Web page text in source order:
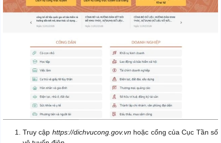
Truy cập https://dichvucong.gov.vn hoặc cổng của Cục Tần số